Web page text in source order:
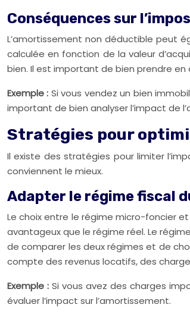
Conséquences sur
L’amortissement non déductible peut
calculée en fonction de la valeur
bien. Il est important de bien prendre
Exemple : Si vous vendez un bien
important de bien analyser l’impact de
Stratégies pour
Il existe des stratégies pour limiter
conviennent le mieux.
Adapter le régime fiscal
Le choix entre le régime micro-foncier
avantageux que le régime réel. Le
de comparer les deux régimes et de
compte des revenus locatifs, des
Exemple : Si vous avez des charges
évaluer l’impact sur l’amortissement.